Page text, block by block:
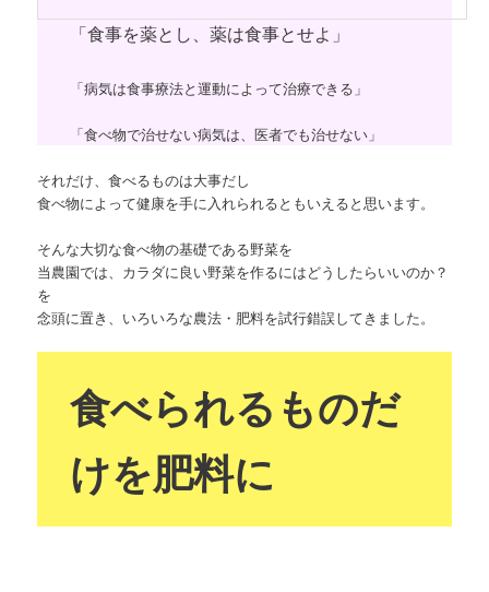
「食事を薬とし、薬は食事とせよ」
「病気は食事療法と運動によって治療できる」
「食べ物で治せない病気は、医者でも治せない」
それだけ、食べるものは大事だし
食べ物によって健康を手に入れられるともいえると思います。
そんな大切な食べ物の基礎である野菜を
当農園では、カラダに良い野菜を作るにはどうしたらいいのか？
を
念頭に置き、いろいろな農法・肥料を試行錯誤してきました。
食べられるものだ
けを肥料に